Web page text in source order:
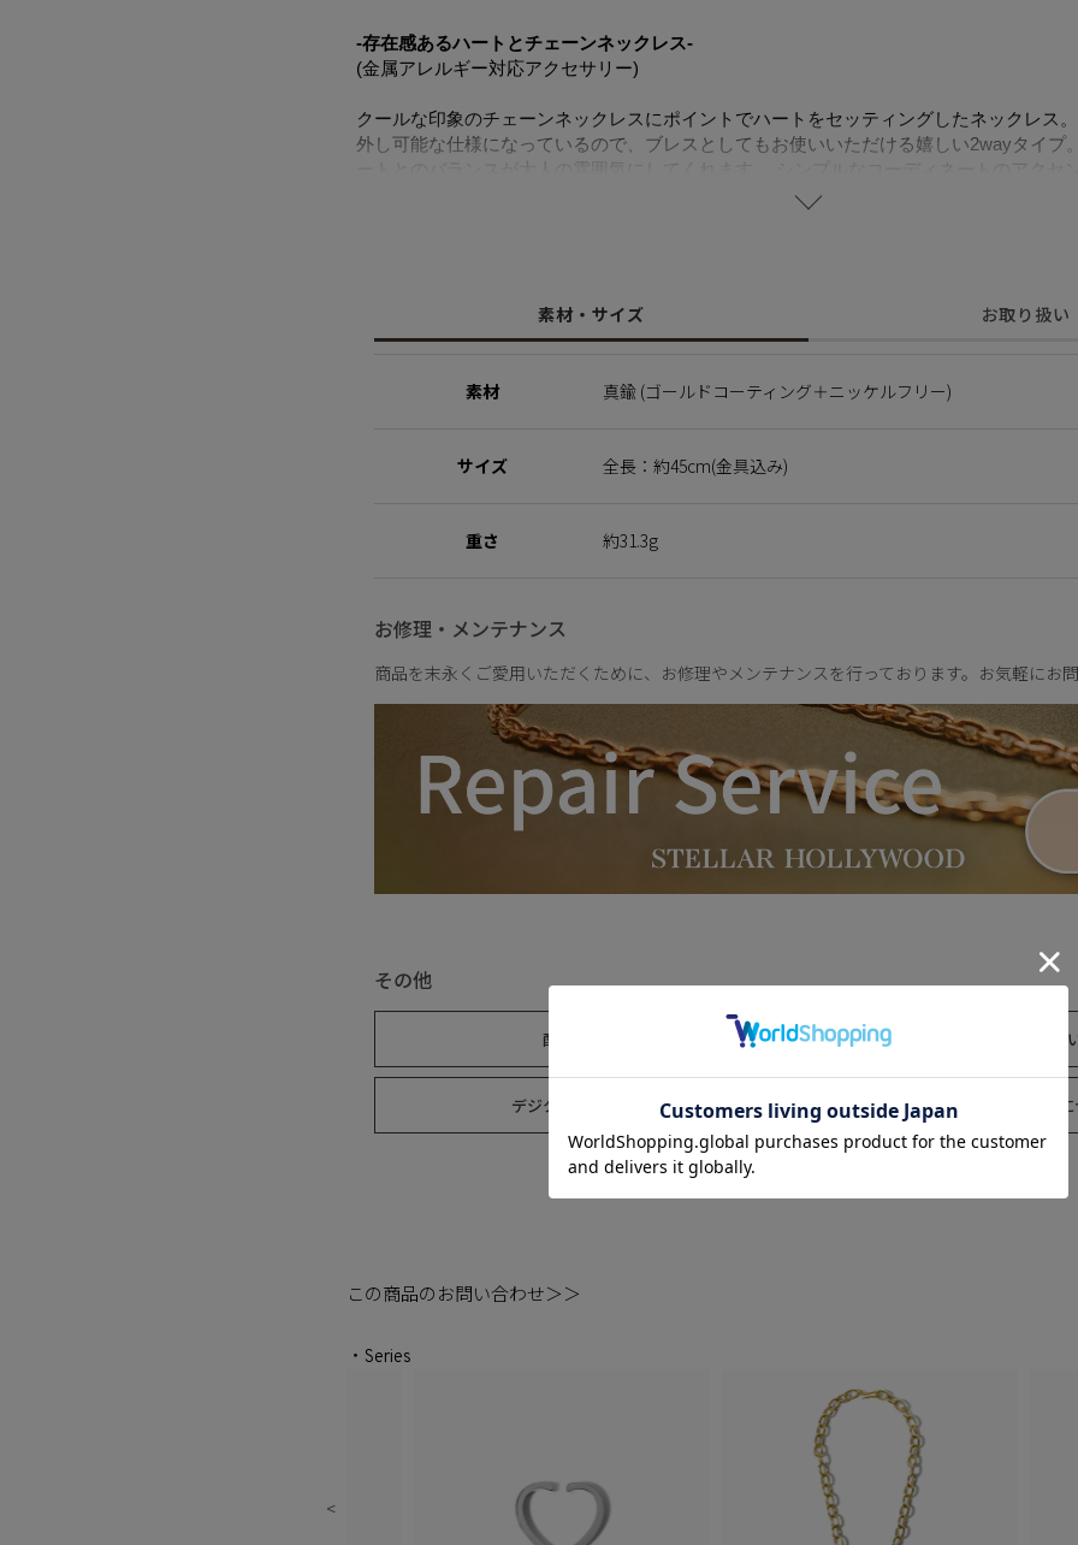
-存在感あるハートとチェーンネックレス-
(金属アレルギー対応アクセサリー)
クールな印象のチェーンネックレスにポイントでハートをセッティングしたネックレス
外し可能な仕様になっているので、ブレスとしてもお使いいただける嬉しい2wayタイプ
ートとのバランスが大人の雰囲気にしてくれます。 シンプルなコーディネートのアクセ
素材・サイズ お取り扱い
素材 真鍮 (ゴールドコーティング＋ニッケルフリー)
サイズ 全長：約45cm(金具込み)
重さ 約31.3g
お修理・メンテナンス
商品を末永くご愛用いただくために、お修理やメンテナンスを行っております。お気軽にお
その他
配送について 返品・交換につ
デジタルリングゲージ ギフトラッピング
この商品のお問い合わせ＞＞
・Series